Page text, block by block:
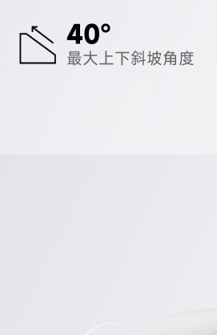
40°
最大上下斜坡角度